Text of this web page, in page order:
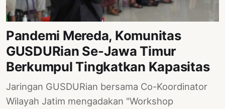
Pandemi Mereda, Komunitas
GUSDURian Se-Jawa Timur
Berkumpul Tingkatkan Kapasitas
Jaringan GUSDURian bersama Co-Koordinator
Wilayah Jatim mengadakan "Workshop